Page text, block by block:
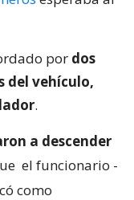
por dos
del vehículo,
.
a descender
el funcionario -
como